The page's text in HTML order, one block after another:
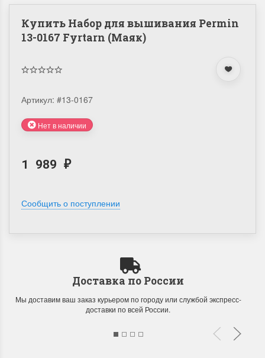
Купить Набор для вышивания Permin
13-0167 Fyrtarn (Маяк)
Артикул: #13-0167
Нет в наличии
1 989 ₽
Сообщить о поступлении
Доставка по России
Мы доставим ваш заказ курьером по городу или службой экспресс-
доставки по всей России.